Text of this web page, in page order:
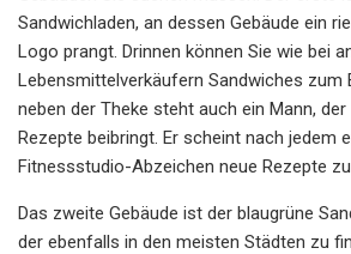
Sandwichladen, an dessen Gebäude ein
Logo prangt. Drinnen können Sie wie bei
Lebensmittelverkäufern Sandwiches zum
neben der Theke steht auch ein Mann,
Rezepte beibringt. Er scheint nach jedem
Fitnessstudio-Abzeichen neue Rezepte
Das zweite Gebäude ist der blaugrüne
der ebenfalls in den meisten Städten zu